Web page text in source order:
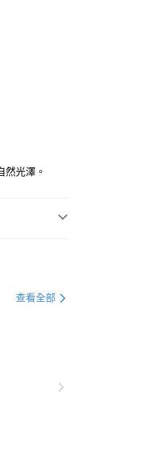
另外申請。
大哥付的交易
認付款後即
統評分，恕
後寄送繳費提
）所提供，讓
賣／分期付
。
將以您的個人
處理及利
更正。
讓您購物簡單
先享後
透過四大超商
訂單，請聯
透過AFTEE
準，若有關於
先享後
home
服務完成之
給付款項請
(1點等於1
主。
為
主。
然光澤。
查看全部